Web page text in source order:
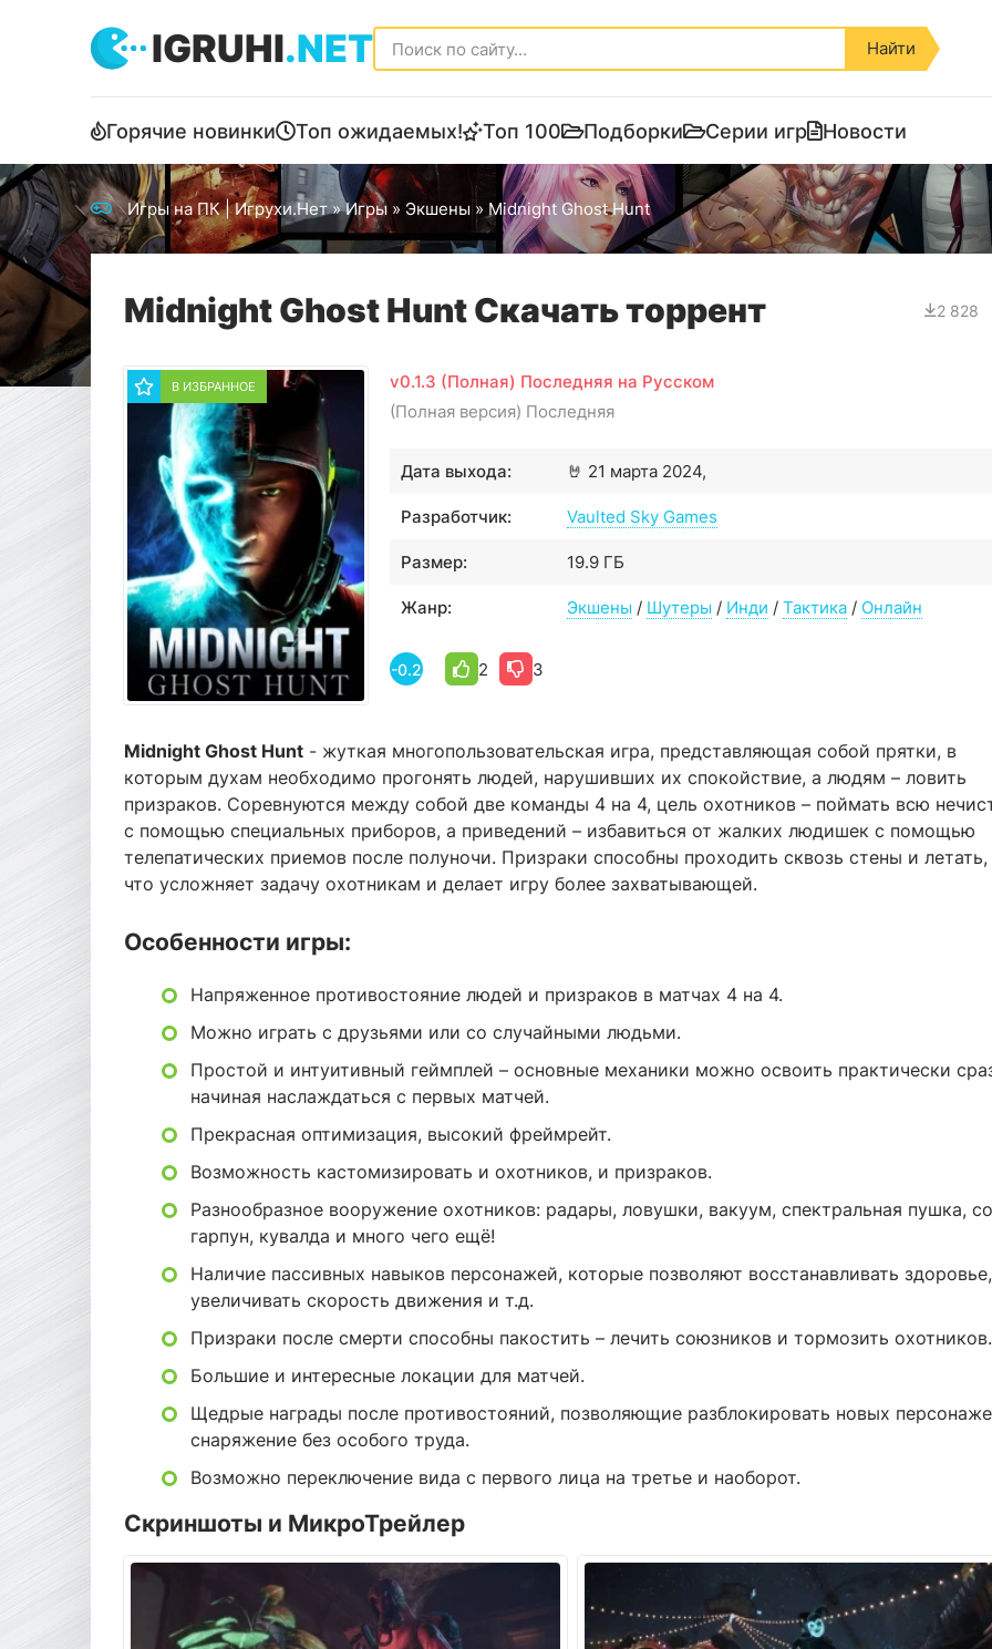
IGRUHI.NET Найти
Горячие новинки Топ ожидаемых! Топ 100 Подборки Серии игр Новости
Игры на ПК | Игрухи.Нет»Игры» Экшены » Midnight Ghost Hunt
Midnight Ghost Hunt Скачать торрент 2 828
В ИЗБРАННОЕ
v0.1.3 (Полная) Последняя на Русском
(Полная версия) Последняя
🤘
Дата выхода: 21 марта 2024,
Разработчик: Vaulted Sky Games
Размер: 19.9 ГБ
Жанр: Экшены / Шутеры / Инди / Тактика / Онлайн
-0.2 2 3
Midnight Ghost Hunt - жуткая многопользовательская игра, представляющая собой прятки, в
которым духам необходимо прогонять людей, нарушивших их спокойствие, а людям – ловить
призраков. Соревнуются между собой две команды 4 на 4, цель охотников – поймать всю
с помощью специальных приборов, а приведений – избавиться от жалких людишек с помощью
телепатических приемов после полуночи. Призраки способны проходить сквозь стены и летать,
что усложняет задачу охотникам и делает игру более захватывающей.
Особенности игры:
Напряженное противостояние людей и призраков в матчах 4 на 4.
Можно играть с друзьями или со случайными людьми.
Простой и интуитивный геймплей – основные механики можно освоить практически
начиная наслаждаться с первых матчей.
Прекрасная оптимизация, высокий фреймрейт.
Возможность кастомизировать и охотников, и призраков.
Разнообразное вооружение охотников: радары, ловушки, вакуум, спектральная пушка,
гарпун, кувалда и много чего ещё!
Наличие пассивных навыков персонажей, которые позволяют восстанавливать здоровье,
увеличивать скорость движения и т.д.
Призраки после смерти способны пакостить – лечить союзников и тормозить охотников.
Большие и интересные локации для матчей.
Щедрые награды после противостояний, позволяющие разблокировать новых
снаряжение без особого труда.
Возможно переключение вида с первого лица на третье и наоборот.
Скриншоты и МикроТрейлер